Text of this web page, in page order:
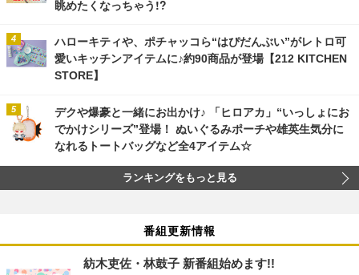
眺めたくなっちゃう!?
ハローキティや、ポチャッコら“はぴだんぶい”がレトロ可
愛いキッチンアイテムに♪約90商品が登場【212 KITCHEN
STORE】
デクや爆豪と一緒にお出かけ♪ 「ヒロアカ」“いっしょにお
でかけシリーズ”登場！ ぬいぐるみポーチや雄英生気分に
なれるトートバッグなど全4アイテム☆
ランキングをもっと見る
番組更新情報
紡木吏佐・林鼓子 新番組始めます!!